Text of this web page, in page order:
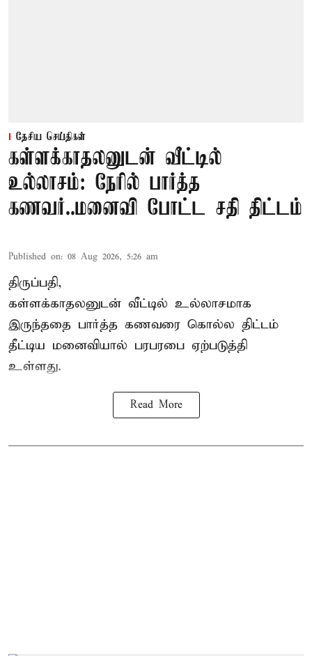
தேசிய செய்திகள்
கள்ளக்காதலனுடன் வீட்டில்
உல்லாசம்: நேரில் பார்த்த
கணவர்..மனைவி போட்ட சதி திட்டம்
Published on: 08 Aug 2026, 5:26 am
திருப்பதி,
கள்ளக்காதலனுடன் வீட்டில் உல்லாசமாக
இருந்ததை பார்த்த கணவரை கொல்ல திட்டம்
தீட்டிய மனைவியால் பரபரபை ஏற்படுத்தி
உள்ளது.
Read More